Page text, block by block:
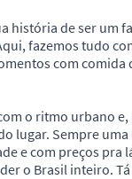
história de ser
fazemos tudo
com
o ritmo urbano
lugar. Sempre
e com preços pra
o Brasil inteiro.